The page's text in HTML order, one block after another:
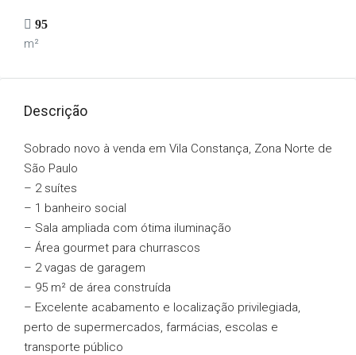
95
m²
Descrição
Sobrado novo à venda em Vila Constança, Zona Norte de
São Paulo
– 2 suítes
– 1 banheiro social
– Sala ampliada com ótima iluminação
– Área gourmet para churrascos
– 2 vagas de garagem
– 95 m² de área construída
– Excelente acabamento e localização privilegiada,
perto de supermercados, farmácias, escolas e
transporte público